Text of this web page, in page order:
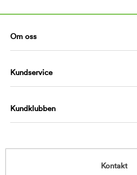
Om oss
Kundservice
Kundklubben
Kontakt